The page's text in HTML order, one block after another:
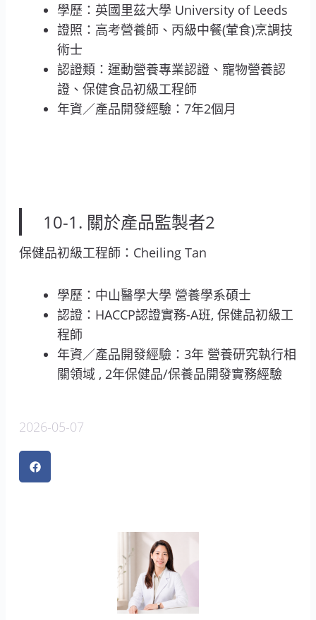
學歷：英國里茲大學 University of Leeds
證照：高考營養師、丙級中餐(葷食)烹調技
術士
認證類：運動營養專業認證、寵物營養認
證、保健食品初級工程師
年資／產品開發經驗：7年2個月
10-1. 關於產品監製者2
保健品初級工程師：Cheiling Tan
學歷：中山醫學大學 營養學系碩士
認證：HACCP認證實務-A班, 保健品初級工
程師
年資／產品開發經驗：3年 營養研究執行相
關領域 , 2年保健品/保養品開發實務經驗
2026-05-07